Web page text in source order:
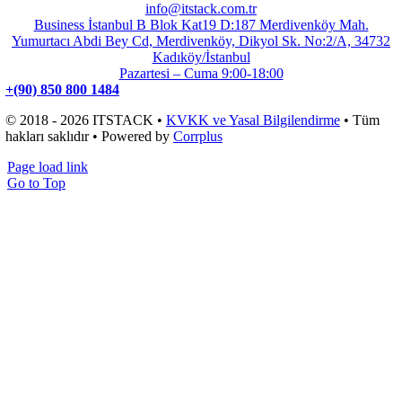
info@itstack.com.tr
Business İstanbul B Blok Kat19 D:187 Merdivenköy Mah.
Yumurtacı Abdi Bey Cd, Merdivenköy, Dikyol Sk. No:2/A, 34732
Kadıköy/İstanbul
Pazartesi – Cuma 9:00-18:00
+(90) 850 800 1484
© 2018 - 2026 ITSTACK • KVKK ve Yasal Bilgilendirme• Tüm
hakları saklıdır • Powered by Corrplus
Page load link
Go to Top